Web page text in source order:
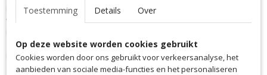
Productcode leverancier
De saller multifunctionele doek is een bijzonder veelzijdig accessoire
voor al je sportieve activiteiten.
als sjaal, hoofddoek, haarband of nog veel meer.
De multifunctionele stof is verrassend comfortabel, licht en ademend.
Toestemming Details Over
Op deze website worden cookies gebruikt
Cookies worden door ons gebruikt voor verkeersanalyse, het
aanbieden van sociale media-functies en het personaliseren